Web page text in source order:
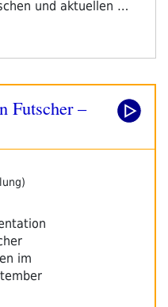
und aktuellen …
Futscher –
im